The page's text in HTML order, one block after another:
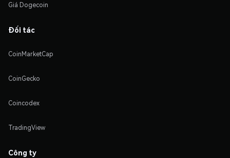
Giá Dogecoin
Đối tác
CoinMarketCap
CoinGecko
Coincodex
TradingView
Công ty